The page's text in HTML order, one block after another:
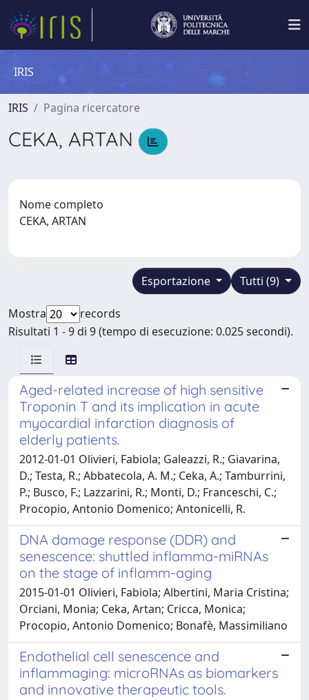
IRIS
IRIS Pagina ricercatore
CEKA, ARTAN
Nome completo
CEKA, ARTAN
Tutti (9)
Esportazione
Mostra
records
Risultati 1 - 9 di 9 (tempo di esecuzione: 0.025 secondi).
Aged-related increase of high sensitive
Troponin T and its implication in acute
myocardial infarction diagnosis of
elderly patients.
2012-01-01 Olivieri, Fabiola; Galeazzi, R.; Giavarina,
D.; Testa, R.; Abbatecola, A. M.; Ceka, A.; Tamburrini,
P.; Busco, F.; Lazzarini, R.; Monti, D.; Franceschi, C.;
Procopio, Antonio Domenico; Antonicelli, R.
DNA damage response (DDR) and
senescence: shuttled inflamma-miRNAs
on the stage of inflamm-aging
2015-01-01 Olivieri, Fabiola; Albertini, Maria Cristina;
Orciani, Monia; Ceka, Artan; Cricca, Monica;
Procopio, Antonio Domenico; Bonafè, Massimiliano
Endothelial cell senescence and
inflammaging: microRNAs as biomarkers
and innovative therapeutic tools.